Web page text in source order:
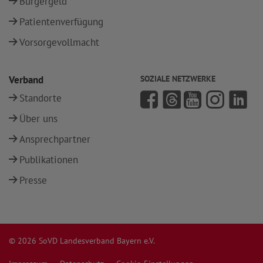
Patientenverfügung
Vorsorgevollmacht
Verband
Standorte
Über uns
Ansprechpartner
Publikationen
Presse
SOZIALE NETZWERKE
© 2026 SoVD Landesverband Bayern e.V.